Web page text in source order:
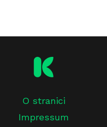
O stranici
Impressum